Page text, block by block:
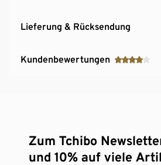
Lieferung & Rücksendung
Kundenbewertungen
Zum Tchibo
und 10% auf viele